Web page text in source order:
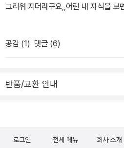
그리워 지더라구요,,어린 내 자식을 보
앤디가 그림을 그리기를 맞추었는데
에 떨어져 버렸다그런데 물감이 조금씩
을 모두다 까맣게 까맣게,그냥 그자리
는 이야기 한다 네가 이세상에 태어나
랑햇단다,그리고 종종 육아일기를 보
랑햇었는지 너를 위해서 어떤 준비를
빠는 어떻게 너를 기다리며 사랑을 표
공감 (1) 댓글 (6)
반품/교환 안내
로그인 전체 메뉴 회사 소개